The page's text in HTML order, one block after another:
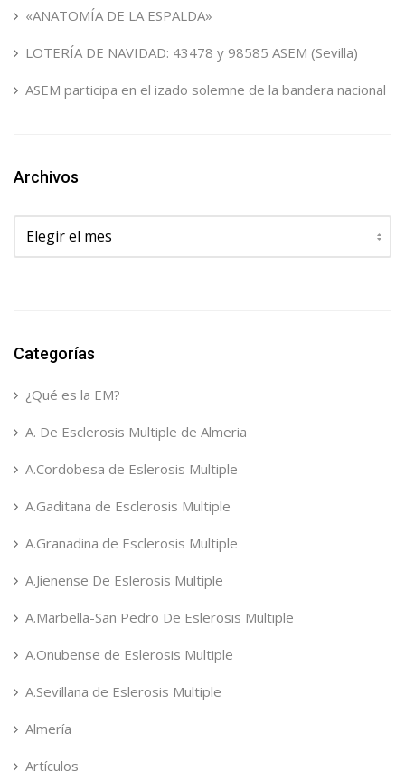
«ANATOMÍA DE LA ESPALDA»
LOTERÍA DE NAVIDAD: 43478 y 98585 ASEM (Sevilla)
ASEM participa en el izado solemne de la bandera nacional
Archivos
Archivos
Categorías
¿Qué es la EM?
A. De Esclerosis Multiple de Almeria
A.Cordobesa de Eslerosis Multiple
A.Gaditana de Esclerosis Multiple
A.Granadina de Esclerosis Multiple
A.Jienense De Eslerosis Multiple
A.Marbella-San Pedro De Eslerosis Multiple
A.Onubense de Eslerosis Multiple
A.Sevillana de Eslerosis Multiple
Almería
Artículos